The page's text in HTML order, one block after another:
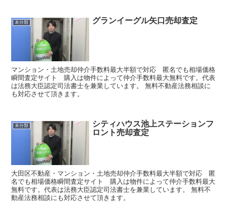
未分類 グランイーグル矢口売却査定
マンション・土地売却仲介手数料最大半額で対応 匿名でも相場価格
瞬間査定サイト 購入は物件によって仲介手数料最大無料です。代表
は法務大臣認定司法書士を兼業しています。 無料不動産法務相談に
も対応させて頂きます。
未分類
シティハウス池上ステーションフ
ロント売却査定
大田区不動産・マンション・土地売却仲介手数料最大半額で対応 匿
名でも相場価格瞬間査定サイト 購入は物件によって仲介手数料最大
無料です。代表は法務大臣認定司法書士を兼業しています。 無料不
動産法務相談にも対応させて頂きます。